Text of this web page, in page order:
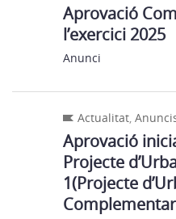
Aprovació
l’exercici 2025
Anunci
Actualitat,
Aprovació
Projecte
1(Projecte